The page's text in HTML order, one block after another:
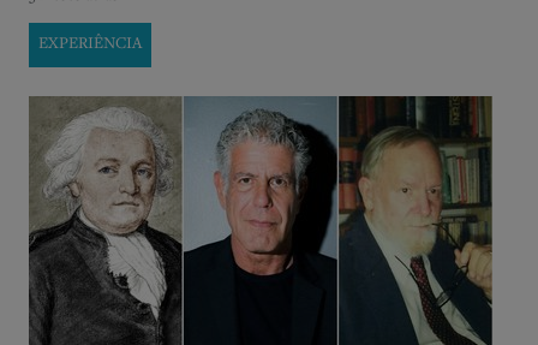
EXPERIÊNCIA